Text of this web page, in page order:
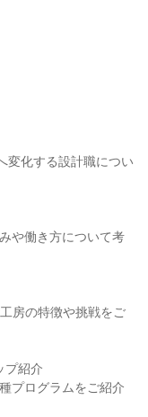
変化する設計職につい
や働き方について考
房の特徴や挑戦をご
プ紹介
プログラムをご紹介